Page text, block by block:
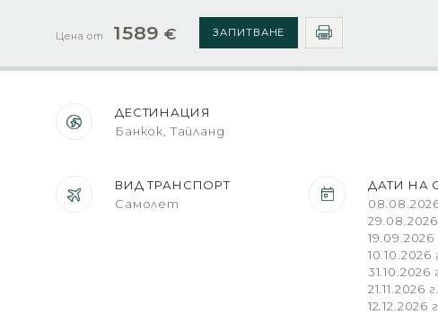
Цена от 1589 € ЗАПИТВАНЕ
ДЕСТИНАЦИЯ
Банкок, Тайланд
ВИД ТРАНСПОРТ
Самолет
ДАТИ НА
12.12.2026 г.